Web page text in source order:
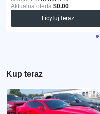
Aktualna oferta:$0.00
Licytuj teraz
Kup teraz